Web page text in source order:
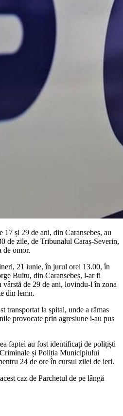
17 și 29 de ani, din Caransebeș, au
de zile, de Tribunalul Caraș-Severin,
de omor.
21 iunie, în jurul orei 13.00, în
Buitu, din Caransebeș, l-ar fi
vârstă de 29 de ani, lovindu-l în zona
din lemn.
transportat la spital, unde a rămas
provocate prin agresiune i-au pus
faptei au fost identificați de polițiști
și Poliția Municipiului
24 de ore în cursul zilei de ieri.
caz de Parchetul de pe lângă